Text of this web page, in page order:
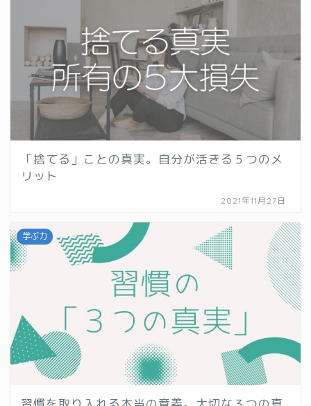
「捨てる」ことの真実。自分が活きる５つのメ
リット
2021年11月27日
学ぶ力